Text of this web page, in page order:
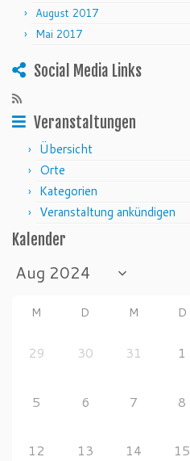
August 2017
Mai 2017
Social Media Links
Veranstaltungen
Übersicht
Orte
Kategorien
Veranstaltung ankündigen
Kalender
M D M D
29 30 31 1
5 6 7 8
12 13 14 15